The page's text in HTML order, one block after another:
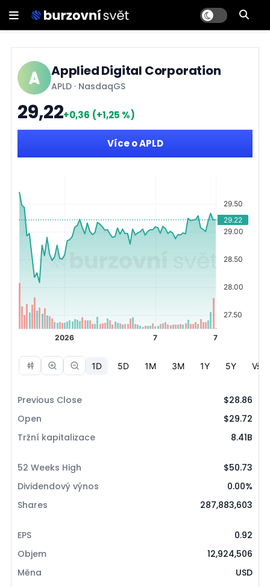
Applied Digital Corporation
APLD · NasdaqGS
Více o APLD
29,22+0,36 (+1,25 %)
Previous Close
$28.86
Open
$29.72
Tržní kapitalizace
8.41B
52 Weeks High
$50.73
Dividendový výnos
0.00%
Shares
287,883,603
EPS
0.92
Objem
12,924,506
Měna
USD